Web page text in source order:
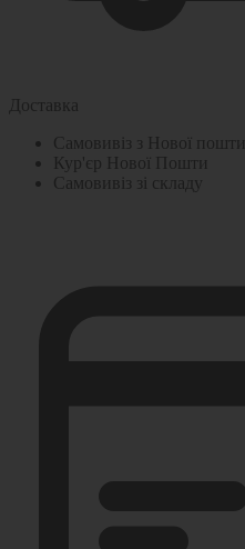
Доставка
Самовивіз з Нової пошти
Кур'єр Нової Пошти
Самовивіз зі складу